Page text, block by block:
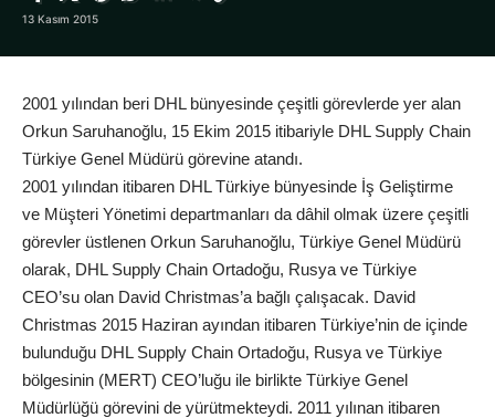
13 Kasım 2015
2001 yılından beri DHL bünyesinde çeşitli görevlerde yer alan
Orkun Saruhanoğlu, 15 Ekim 2015 itibariyle DHL Supply Chain
Türkiye Genel Müdürü görevine atandı.
2001 yılından itibaren DHL Türkiye bünyesinde İş Geliştirme
ve Müşteri Yönetimi departmanları da dâhil olmak üzere çeşitli
görevler üstlenen Orkun Saruhanoğlu, Türkiye Genel Müdürü
olarak, DHL Supply Chain Ortadoğu, Rusya ve Türkiye
CEO’su olan David Christmas’a bağlı çalışacak. David
Christmas 2015 Haziran ayından itibaren Türkiye’nin de içinde
bulunduğu DHL Supply Chain Ortadoğu, Rusya ve Türkiye
bölgesinin (MERT) CEO’luğu ile birlikte Türkiye Genel
Müdürlüğü görevini de yürütmekteydi. 2011 yılınan itibaren